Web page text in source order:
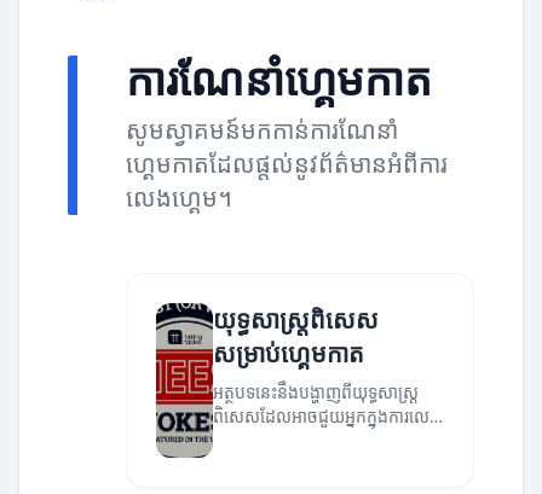
ការណែនាំហ្គេមកាត
សូមស្វាគមន៍មកកាន់ការណែនាំ
ហ្គេមកាតដែលផ្តល់នូវព័ត៌មានអំពីការ
លេងហ្គេម។
យុទ្ធសាស្ត្រពិសេស
សម្រាប់ហ្គេមកាត
អត្ថបទនេះនឹងបង្ហាញពីយុទ្ធសាស្ត្រ
ពិសេសដែលអាចជួយអ្នកក្នុងការលេង
ហ្គេមកាតដោយមានប្រសិទ្ធភាព។